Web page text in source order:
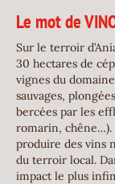
Le mot de
Sur le terroir
30 hectares de
vignes du
sauvages,
bercées par les
romarin, chêne…).
produire des vins
du terroir local.
impact le plus